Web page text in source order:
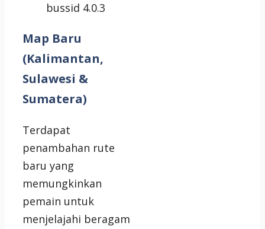
bussid 4.0.3
Map Baru
(Kalimantan,
Sulawesi &
Sumatera)
Terdapat
penambahan rute
baru yang
memungkinkan
pemain untuk
menjelajahi beragam